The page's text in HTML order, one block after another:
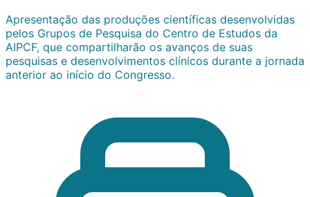
Apresentação das produções científicas desenvolvidas
pelos Grupos de Pesquisa do Centro de Estudos da
AIPCF, que compartilharão os avanços de suas
pesquisas e desenvolvimentos clínicos durante a jornada
anterior ao início do Congresso.